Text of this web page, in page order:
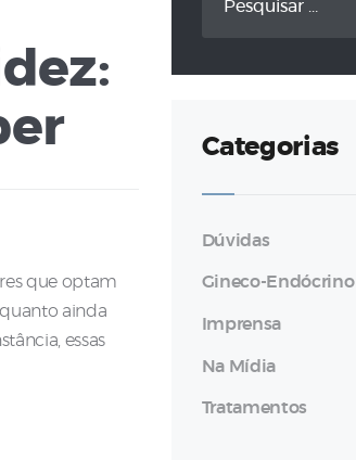
que optam
ainda
essas
Categorias
Dúvidas
Gineco-Endócrino
Imprensa
Na Mídia
Tratamentos